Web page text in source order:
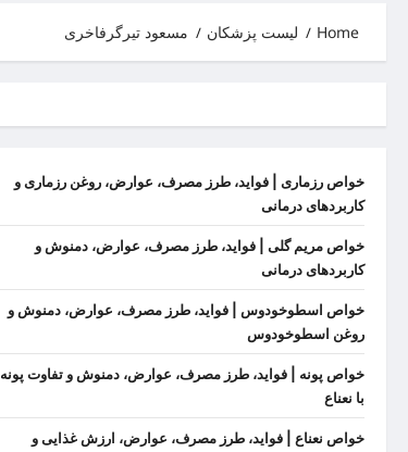
Home لیست پزشکان مسعود تيرگرفاخری
خواص رزماری | فواید، طرز مصرف، عوارض، روغن رزماری و
کاربردهای درمانی
خواص مریم گلی | فواید، طرز مصرف، عوارض، دمنوش و
کاربردهای درمانی
خواص اسطوخودوس | فواید، طرز مصرف، عوارض، دمنوش و
روغن اسطوخودوس
خواص پونه | فواید، طرز مصرف، عوارض، دمنوش و تفاوت پونه
با نعناع
خواص نعناع | فواید، طرز مصرف، عوارض، ارزش غذایی و